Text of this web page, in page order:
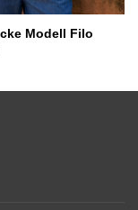
Modell Filo